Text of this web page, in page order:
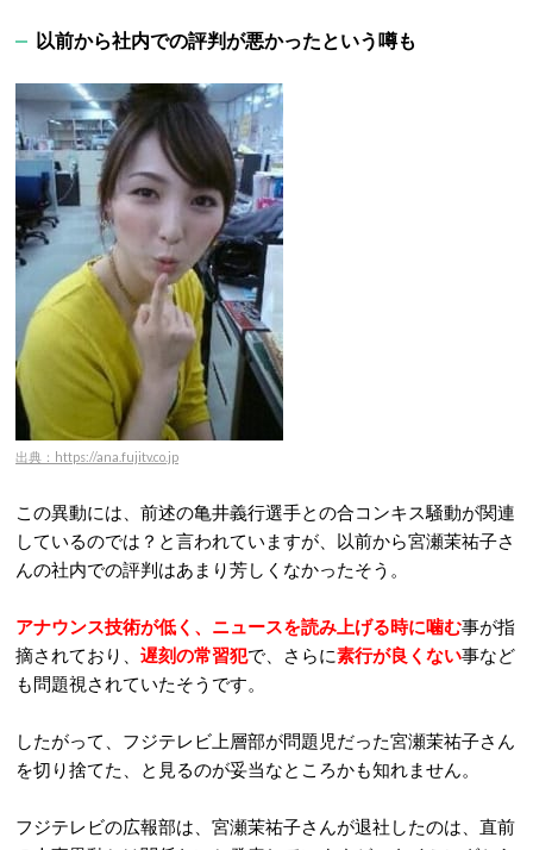
以前から社内での評判が悪かったという噂も
出典：https://ana.fujitv.co.jp
この異動には、前述の亀井義行選手との合コンキス騒動が関連
しているのでは？と言われていますが、以前から宮瀬茉祐子さ
んの社内での評判はあまり芳しくなかったそう。
アナウンス技術が低く、ニュースを読み上げる時に噛む事が指
摘されており、 遅刻の常習犯で、さらに素行が良くない事など
も問題視されていたそうです。
したがって、フジテレビ上層部が問題児だった宮瀬茉祐子さん
を切り捨てた、と見るのが妥当なところかも知れません。
フジテレビの広報部は、宮瀬茉祐子さんが退社したのは、直前